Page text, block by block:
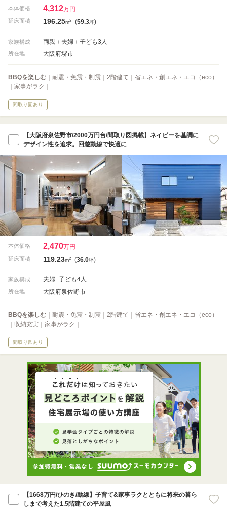
本体価格 4,312万円
延床面積 196.25m2 (59.3坪)
家族構成 両親＋夫婦＋子ども3人
所在地 大阪府堺市
BBQを楽しむ ｜耐震・免震・制震｜2階建て｜省エネ・創エネ・エコ（eco）
｜家事がラク｜…
間取り図あり
【大阪府泉佐野市/2000万円台/間取り図掲載】ネイビーを基調に
デザイン性を追求。回遊動線で快適に
本体価格 2,470万円
延床面積 119.23m2 (36.0坪)
家族構成 夫婦+子ども4人
所在地 大阪府泉佐野市
BBQを楽しむ ｜耐震・免震・制震｜2階建て｜省エネ・創エネ・エコ（eco）
｜収納充実｜家事がラク｜…
間取り図あり
【1668万円/ひのき/動線】子育て&家事ラクとともに将来の暮ら
しまで考えた1.5階建ての平屋風